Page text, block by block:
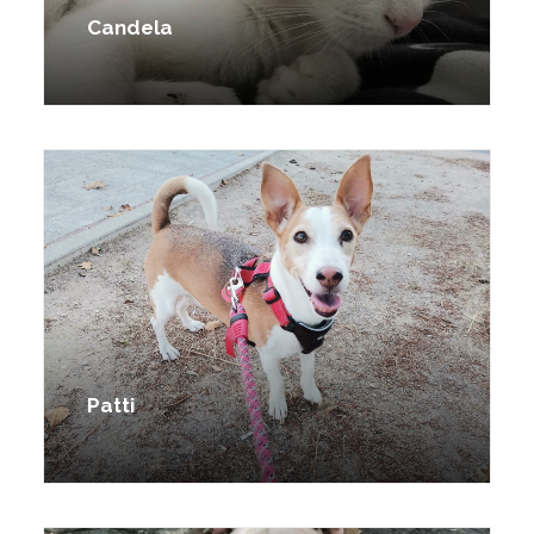
Candela
Patti